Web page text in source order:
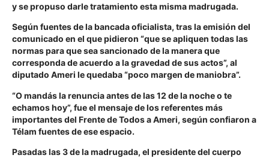
y se propuso darle tratamiento esta misma madrugada.
Según fuentes de la bancada oficialista, tras la emisión del
comunicado en el que pidieron “que se apliquen todas las
normas para que sea sancionado de la manera que
corresponda de acuerdo a la gravedad de sus actos”, al
diputado Ameri le quedaba “poco margen de maniobra”.
“O mandás la renuncia antes de las 12 de la noche o te
echamos hoy”, fue el mensaje de los referentes más
importantes del Frente de Todos a Ameri, según confiaron a
Télam fuentes de ese espacio.
Pasadas las 3 de la madrugada, el presidente del cuerpo